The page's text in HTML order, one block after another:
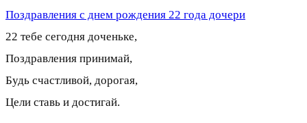
Поздравления с днем рождения 22 года дочери
22 тебе сегодня доченьке,
Поздравления принимай,
Будь счастливой, дорогая,
Цели ставь и достигай.